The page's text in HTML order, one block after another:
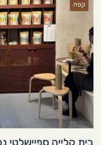
קפה
בית קלייה